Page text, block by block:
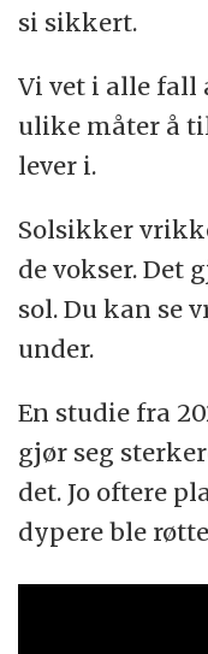
si sikkert.
Vi vet i alle fall
ulike måter å
lever i.
Solsikker
de vokser. Det
sol. Du kan se
under.
En studie fra
gjør seg
det. Jo oftere
dypere ble